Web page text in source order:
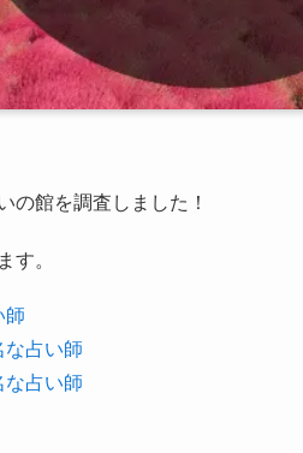
の館を調査しました！
す。
師
な占い師
な占い師